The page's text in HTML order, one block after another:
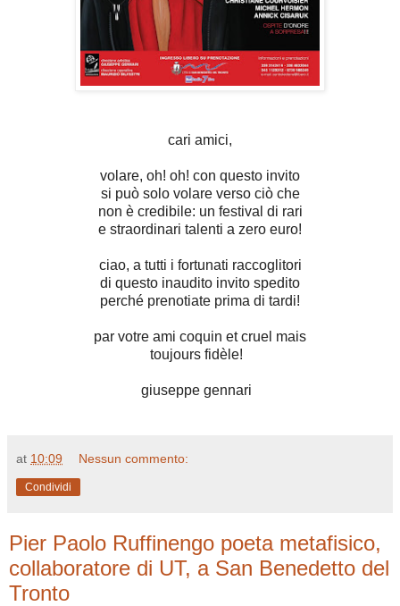
cari amici,
volare, oh! oh! con questo invito
si può solo volare verso ciò che
non è credibile: un festival di rari
e straordinari talenti a zero euro!
ciao, a tutti i fortunati raccoglitori
di questo inaudito invito spedito
perché prenotiate prima di tardi!
par votre ami coquin et cruel mais
toujours fidèle!
giuseppe gennari
at 10:09 Nessun commento:
Condividi
Pier Paolo Ruffinengo poeta metafisico,
collaboratore di UT, a San Benedetto del
Tronto